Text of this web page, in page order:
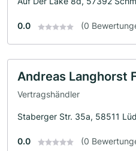
0.0 (0
Andreas Langhorst
Vertragshändler
Staberger Str. 35a, 58511
0.0 (0